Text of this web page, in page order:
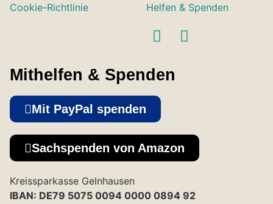
Cookie-Richtlinie
Helfen & Spenden
Mithelfen & Spenden
Mit PayPal spenden
Sachspenden von Amazon
Kreissparkasse Gelnhausen
IBAN: DE79 5075 0094 0000 0894 92